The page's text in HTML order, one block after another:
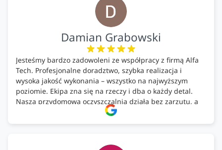
Damian Grabowski
Jesteśmy bardzo zadowoleni ze współpracy z firmą Alfa
Tech. Profesjonalne doradztwo, szybka realizacja i
wysoka jakość wykonania – wszystko na najwyższym
poziomie. Ekipa zna się na rzeczy i dba o każdy detal.
Nasza przydomowa oczyszczalnia działa bez zarzutu, a
całość została wykonana zgodnie z terminem i
ustaleniami. Z czystym sumieniem polecamy Alfa Tech
ekologicznych rozwiązań!🍀